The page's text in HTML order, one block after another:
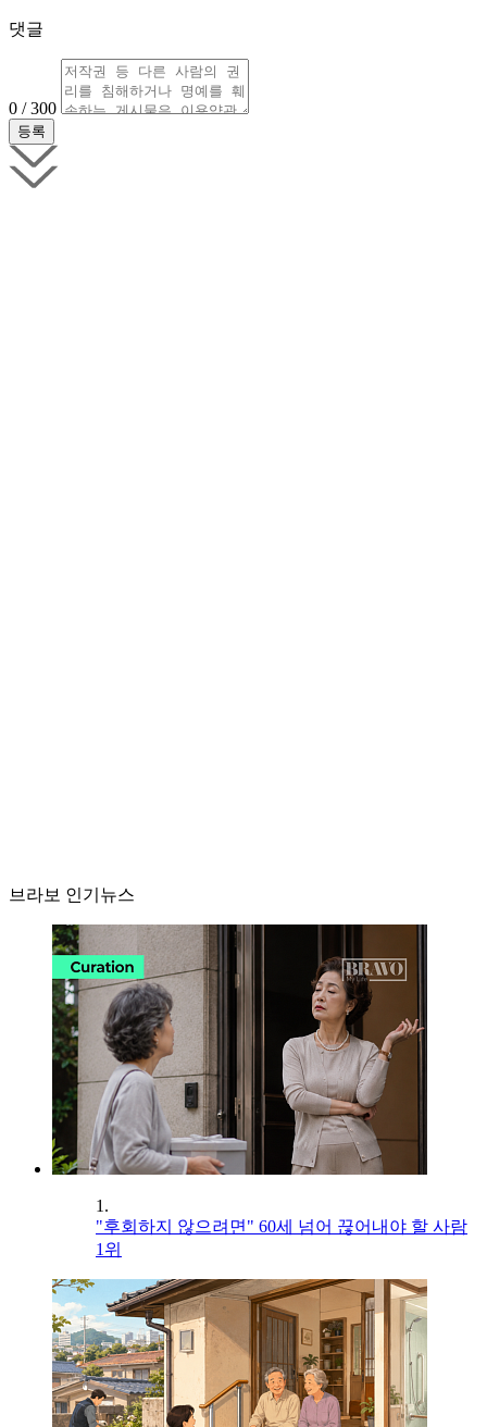
댓글
0 / 300
브라보 인기뉴스
1.
"후회하지 않으려면" 60세 넘어 끊어내야 할 사람
1위